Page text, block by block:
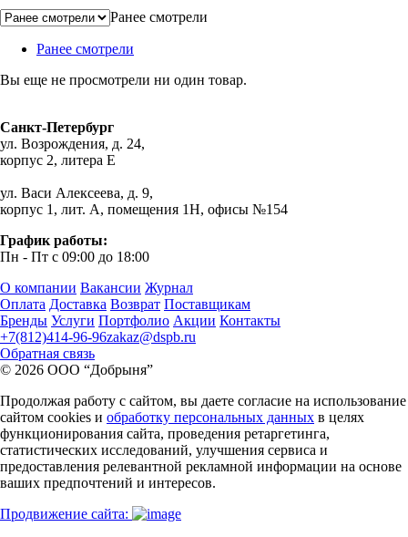
Ранее смотрели
Ранее смотрели
Вы еще не просмотрели ни один товар.
Санкт-Петербург
ул. Возрождения, д. 24,
корпус 2, литера Е
ул. Васи Алексеева, д. 9,
корпус 1, лит. А, помещения 1H, офисы №154
График работы:
Пн - Пт с 09:00 до 18:00
О компании Вакансии Журнал
Оплата Доставка Возврат Поставщикам
Бренды Услуги Портфолио Акции Контакты
+7(812)414-96-96zakaz@dspb.ru
Обратная связь
© 2026 ООО “Добрыня”
Продолжая работу с сайтом, вы даете согласие на использование
сайтом cookies и обработку персональных данных в целях
функционирования сайта, проведения ретаргетинга,
статистических исследований, улучшения сервиса и
предоставления релевантной рекламной информации на основе
ваших предпочтений и интересов.
Продвижение сайта: